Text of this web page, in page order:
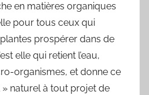
en matières organiques
pour tous ceux qui
prospérer dans de
elle qui retient l’eau,
organismes, et donne ce
naturel à tout projet de